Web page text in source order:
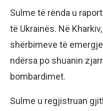
Sulme të rënda u
të Ukrainës. Në
shërbimeve të
ndërsa po shuanin
bombardimet.
Sulme u regjistruan